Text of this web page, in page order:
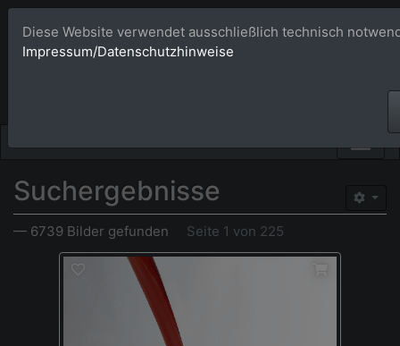
Bildagentur
Suchergebnisse
— 6739 Bilder gefunden Seite 1 von 225
Diese Website verwendet ausschließlich technisch
Impressum/Datenschutzhinweise